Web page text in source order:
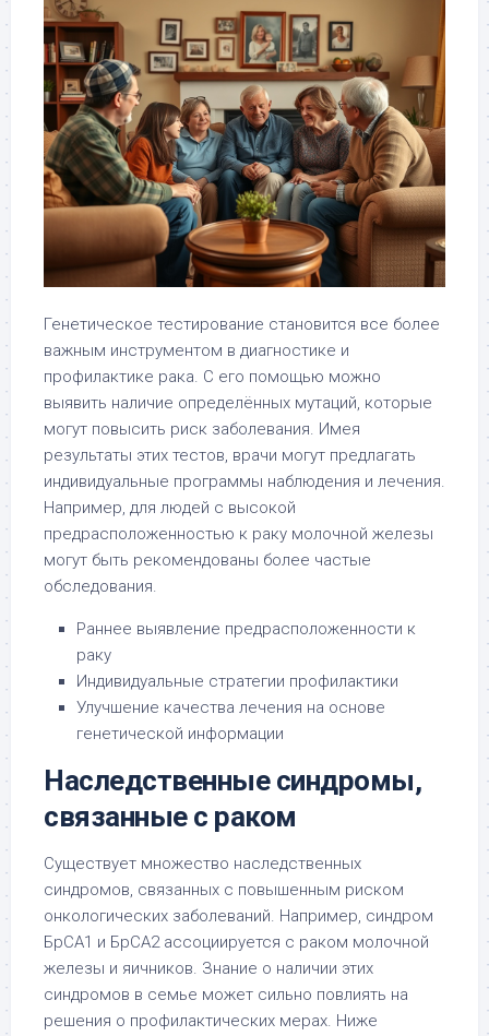
Генетическое тестирование становится все более
важным инструментом в диагностике и
профилактике рака. С его помощью можно
выявить наличие определённых мутаций, которые
могут повысить риск заболевания. Имея
результаты этих тестов, врачи могут предлагать
индивидуальные программы наблюдения и лечения.
Например, для людей с высокой
предрасположенностью к раку молочной железы
могут быть рекомендованы более частые
обследования.
Раннее выявление предрасположенности к
раку
Индивидуальные стратегии профилактики
Улучшение качества лечения на основе
генетической информации
Наследственные синдромы,
связанные с раком
Существует множество наследственных
синдромов, связанных с повышенным риском
онкологических заболеваний. Например, синдром
БрCA1 и БрCA2 ассоциируется с раком молочной
железы и яичников. Знание о наличии этих
синдромов в семье может сильно повлиять на
решения о профилактических мерах. Ниже